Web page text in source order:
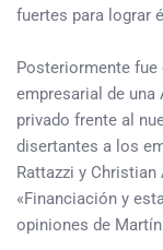
fuertes para lograr
Posteriormente
empresarial de
privado frente al
disertantes a los
Rattazzi y
«Financiación y
opiniones de